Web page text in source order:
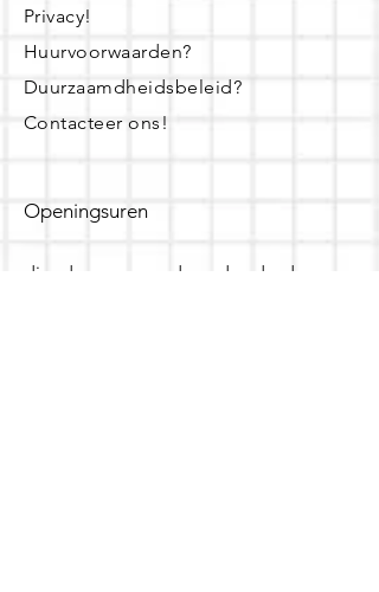
Privacy!
Huurvoorwaarden?
Duurzaamdheidsbeleid?
Contacteer ons!
Openingsuren
dinsdag - woensdag- donderdag: